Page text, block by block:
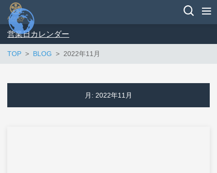
営業日カレンダー
TOP BLOG 2022年11月
月: 2022年11月